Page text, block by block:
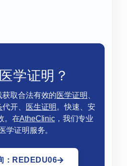
医学证明？
获取合法有效的医学证明
代开、 医生证明 。快速、安
。在AtheClinic，我们专业
学证明服务。
：REDEDU06